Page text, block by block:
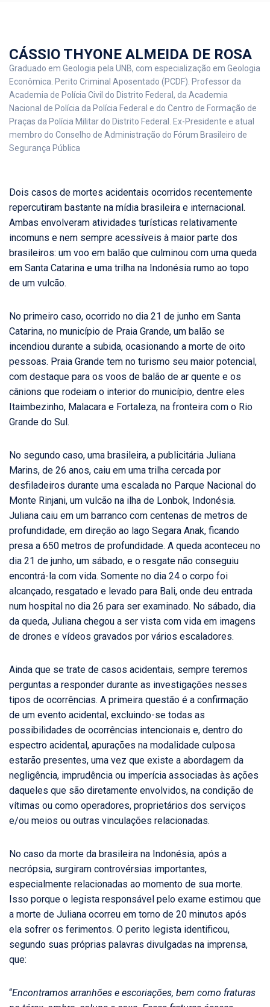
CÁSSIO THYONE ALMEIDA DE ROSA
Graduado em Geologia pela UNB, com especialização em Geologia
Econômica. Perito Criminal Aposentado (PCDF). Professor da
Academia de Polícia Civil do Distrito Federal, da Academia
Nacional de Polícia da Polícia Federal e do Centro de Formação de
Praças da Polícia Militar do Distrito Federal. Ex-Presidente e atual
membro do Conselho de Administração do Fórum Brasileiro de
Segurança Pública
Dois casos de mortes acidentais ocorridos recentemente
repercutiram bastante na mídia brasileira e internacional.
Ambas envolveram atividades turísticas relativamente
incomuns e nem sempre acessíveis à maior parte dos
brasileiros: um voo em balão que culminou com uma queda
em Santa Catarina e uma trilha na Indonésia rumo ao topo
de um vulcão.
No primeiro caso, ocorrido no dia 21 de junho em Santa
Catarina, no município de Praia Grande, um balão se
incendiou durante a subida, ocasionando a morte de oito
pessoas. Praia Grande tem no turismo seu maior potencial,
com destaque para os voos de balão de ar quente e os
cânions que rodeiam o interior do município, dentre eles
Itaimbezinho, Malacara e Fortaleza, na fronteira com o Rio
Grande do Sul.
No segundo caso, uma brasileira, a publicitária Juliana
Marins, de 26 anos, caiu em uma trilha cercada por
desfiladeiros durante uma escalada no Parque Nacional do
Monte Rinjani, um vulcão na ilha de Lonbok, Indonésia.
Juliana caiu em um barranco com centenas de metros de
profundidade, em direção ao lago Segara Anak, ficando
presa a 650 metros de profundidade. A queda aconteceu no
dia 21 de junho, um sábado, e o resgate não conseguiu
encontrá-la com vida. Somente no dia 24 o corpo foi
alcançado, resgatado e levado para Bali, onde deu entrada
num hospital no dia 26 para ser examinado. No sábado, dia
da queda, Juliana chegou a ser vista com vida em imagens
de drones e vídeos gravados por vários escaladores.
Ainda que se trate de casos acidentais, sempre teremos
perguntas a responder durante as investigações nesses
tipos de ocorrências. A primeira questão é a confirmação
de um evento acidental, excluindo-se todas as
possibilidades de ocorrências intencionais e, dentro do
espectro acidental, apurações na modalidade culposa
estarão presentes, uma vez que existe a abordagem da
negligência, imprudência ou imperícia associadas às ações
daqueles que são diretamente envolvidos, na condição de
vítimas ou como operadores, proprietários dos serviços
e/ou meios ou outras vinculações relacionadas.
No caso da morte da brasileira na Indonésia, após a
necrópsia, surgiram controvérsias importantes,
especialmente relacionadas ao momento de sua morte.
Isso porque o legista responsável pelo exame estimou que
a morte de Juliana ocorreu em torno de 20 minutos após
ela sofrer os ferimentos. O perito legista identificou,
segundo suas próprias palavras divulgadas na imprensa,
que:
“Encontramos arranhões e escoriações, bem como fraturas